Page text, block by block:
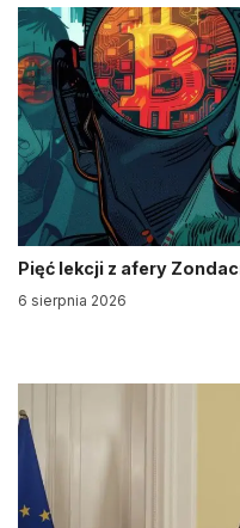
Pięć lekcji z afery
6 sierpnia 2026